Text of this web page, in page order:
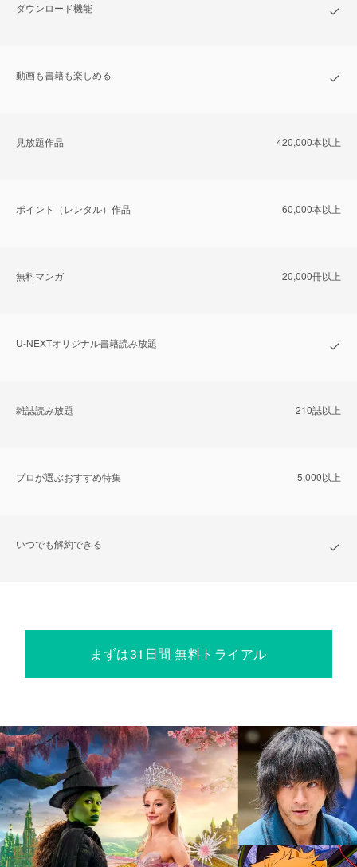
ダウンロード機能
動画も書籍も楽しめる
⾒放題作品 420,000本以上
ポイント（レンタル）作品 60,000本以上
無料マンガ 20,000冊以上
U-NEXTオリジナル書籍読み放題
雑誌読み放題 210誌以上
プロが選ぶおすすめ特集 5,000以上
いつでも解約できる
まずは31日間 無料トライアル